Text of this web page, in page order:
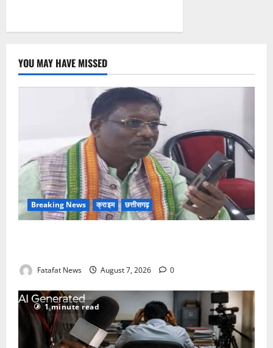
YOU MAY HAVE MISSED
Breaking News क्राइम छत्तीसगढ़
Fatafat News August 7, 2026 0
1 minute read